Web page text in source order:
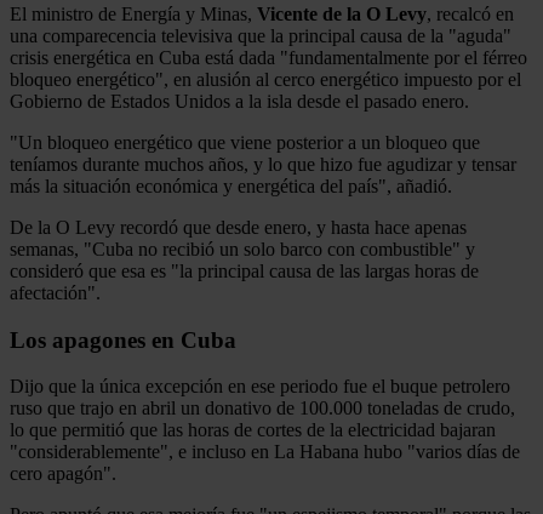
El ministro de Energía y Minas, Vicente de la O Levy, recalcó en
una comparecencia televisiva que la principal causa de la "aguda"
crisis energética en Cuba está dada "fundamentalmente por el férreo
bloqueo energético", en alusión al cerco energético impuesto por el
Gobierno de Estados Unidos a la isla desde el pasado enero.
"Un bloqueo energético que viene posterior a un bloqueo que
teníamos durante muchos años, y lo que hizo fue agudizar y tensar
más la situación económica y energética del país", añadió.
De la O Levy recordó que desde enero, y hasta hace apenas
semanas, "Cuba no recibió un solo barco con combustible" y
consideró que esa es "la principal causa de las largas horas de
afectación".
Los apagones en Cuba
Dijo que la única excepción en ese periodo fue el buque petrolero
ruso que trajo en abril un donativo de 100.000 toneladas de crudo,
lo que permitió que las horas de cortes de la electricidad bajaran
"considerablemente", e incluso en La Habana hubo "varios días de
cero apagón".